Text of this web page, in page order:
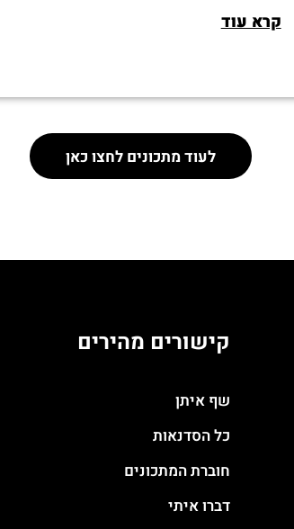
את עצמי ורציתי להכין מנה שיהיו בה כמה שלבים
קרא עוד
לעוד מתכונים לחצו כאן
קישורים מהירים
שף איתן
כל הסדנאות
חוברת המתכונים
דברו איתי